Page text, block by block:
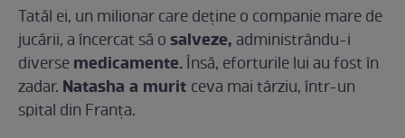
Tatăl ei, un milionar care deține o companie mare de
jucării, a încercat să osalveze,administrându-i
diversemedicamente.Însă, eforturile lui au fost în
zadar. Natasha a murit ceva mai târziu, într-un
spital din Franța.